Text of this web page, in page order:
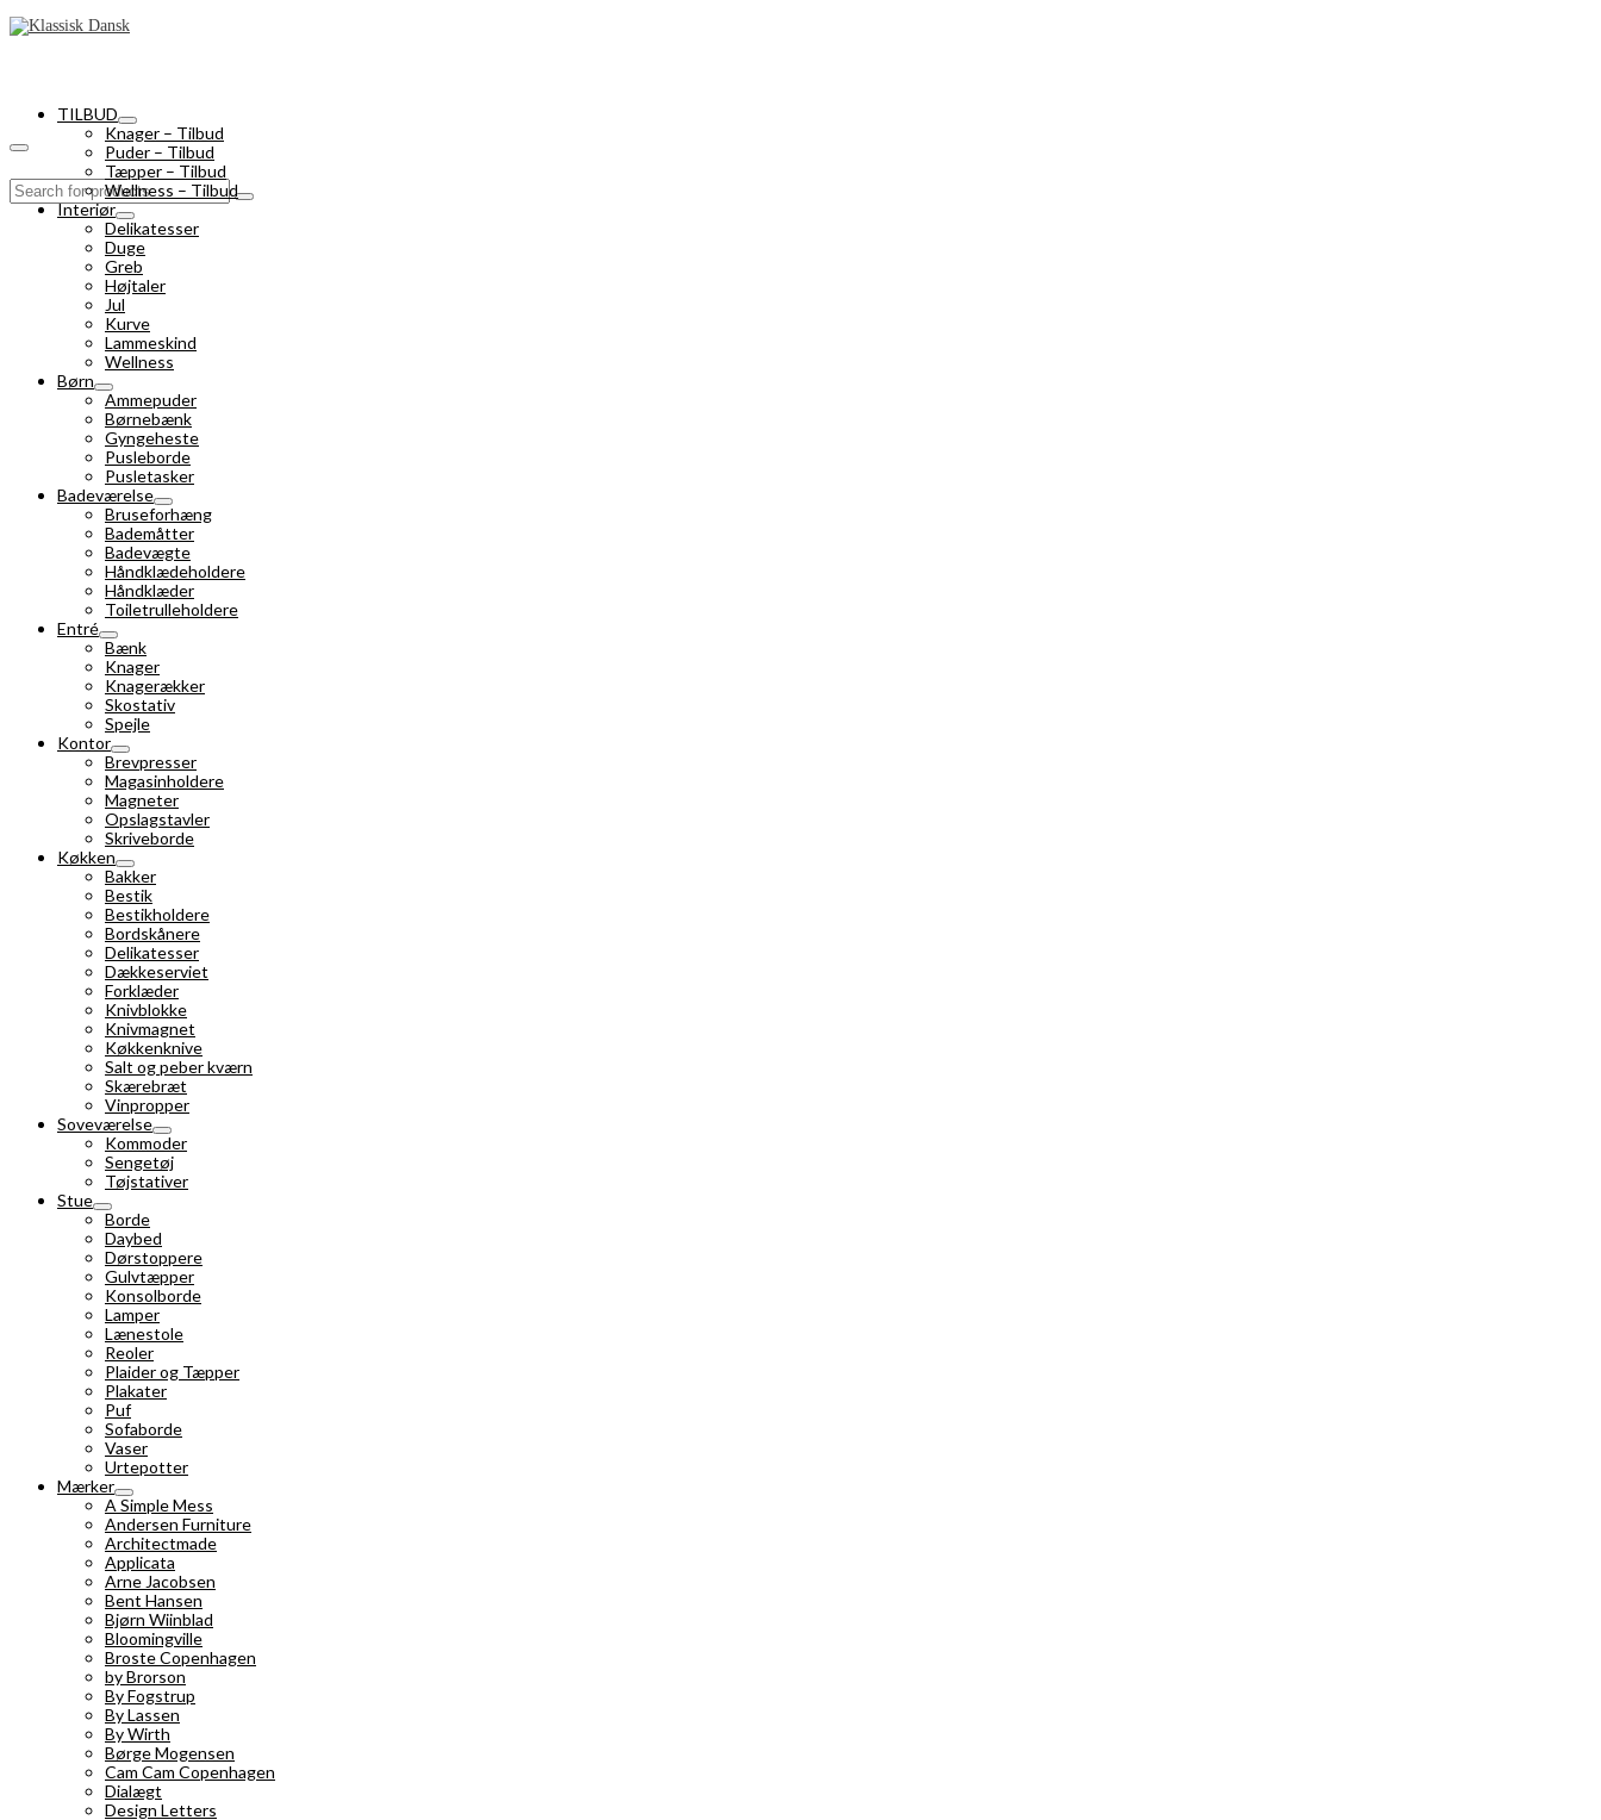
Search
for:
TILBUD
Knager – Tilbud
Puder – Tilbud
Tæpper – Tilbud
Wellness – Tilbud
Interiør
Delikatesser
Duge
Greb
Højtaler
Jul
Kurve
Lammeskind
Wellness
Børn
Ammepuder
Børnebænk
Gyngeheste
Pusleborde
Pusletasker
Badeværelse
Bruseforhæng
Bademåtter
Badevægte
Håndklædeholdere
Håndklæder
Toiletrulleholdere
Entré
Bænk
Knager
Knagerækker
Skostativ
Spejle
Kontor
Brevpresser
Magasinholdere
Magneter
Opslagstavler
Skriveborde
Køkken
Bakker
Bestik
Bestikholdere
Bordskånere
Delikatesser
Dækkeserviet
Forklæder
Knivblokke
Knivmagnet
Køkkenknive
Salt og peber kværn
Skærebræt
Vinpropper
Soveværelse
Kommoder
Sengetøj
Tøjstativer
Stue
Borde
Daybed
Dørstoppere
Gulvtæpper
Konsolborde
Lamper
Lænestole
Reoler
Plaider og Tæpper
Plakater
Puf
Sofaborde
Vaser
Urtepotter
Mærker
A Simple Mess
Andersen Furniture
Architectmade
Applicata
Arne Jacobsen
Bent Hansen
Bjørn Wiinblad
Bloomingville
Broste Copenhagen
by Brorson
By Fogstrup
By Lassen
By Wirth
Børge Mogensen
Cam Cam Copenhagen
Dialægt
Design Letters